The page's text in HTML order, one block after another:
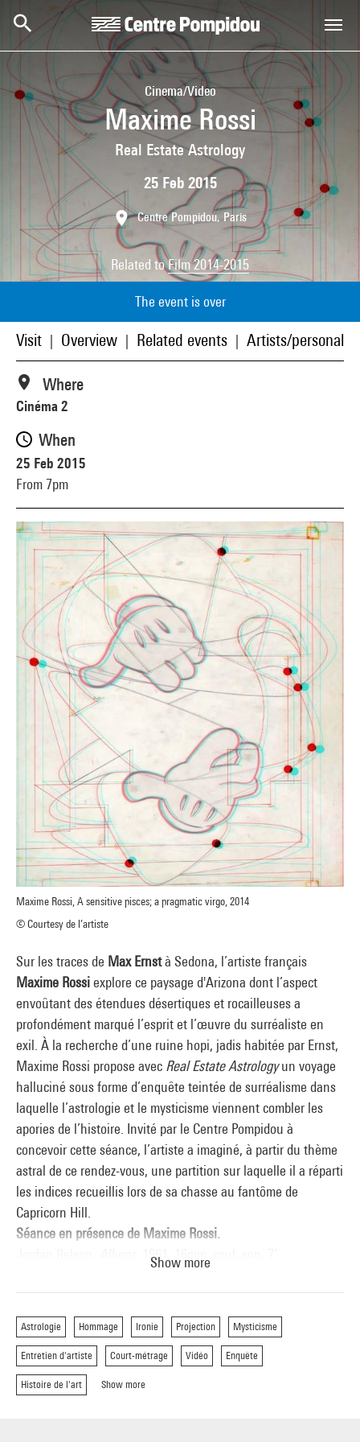
Skip to main content
Centre Pompidou
Cinema/Video
Maxime Rossi
Real Estate Astrology
25 Feb 2015
Centre Pompidou, Paris
Related toFilm 2014-2015
The event is over
Visit Overview Related events Artists/
Maxime Rossi, A sensitive pisces; a pragmatic virgo, 2014
© Courtesy de l’artiste
Sur les traces de Max Ernstà Sedona, l’artiste français
Maxime Rossiexplore ce paysage d'Arizona dont l’aspect
envoûtant des étendues désertiques et rocailleuses a
profondément marqué l’esprit et l’œuvre du surréaliste en
exil. À la recherche d’une ruine hopi, jadis habitée par Ernst,
Maxime Rossi propose avec Real Estate Astrologyun voyage
halluciné sous forme d’enquête teintée de surréalisme dans
laquelle l’astrologie et le mysticisme viennent combler les
apories de l’histoire. Invité par le Centre Pompidou à
concevoir cette séance, l’artiste a imaginé, à partir du thème
astral de ce rendez-vous, une partition sur laquelle il a réparti
les indices recueillis lors de sa chasse au fantôme de
Capricorn Hill.
Séance en présence de Maxime Rossi.
, 1961, 16mm, coul, son, 7’
Maxime Rossi,Project Pegasus, 2010, fichier num, coul, son,
5’30
Gary Beydler,Hand Held Day , 1974, 16mm, coul, sil, 6’
Maxime Rossi,
Two Owls on a Mountain, and a Snake at the
Bank, 2012, fichier num, coul, son, 8’40
Stan Brakhage,
Show more
Astrologie Hommage Ironie Projection Mysticisme
Entretien d'artiste Court-métrage Vidéo Enquête
Histoire de l'art Show more
Where
Cinéma 2
When
25 Feb 2015
From 7pm